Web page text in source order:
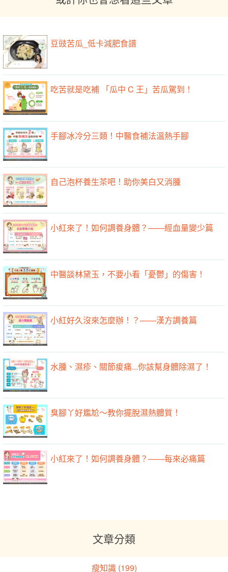
豆豉苦瓜_低卡減肥食譜
吃苦就是吃補 「瓜中 C 王」苦瓜駕到！
手腳冰冷分三類！中醫食補法溫熱手腳
自己泡杯養生茶吧！助你美白又消腫
小紅來了！如何調養身體？——經血量變少篇
中醫談林黛玉，不要小看「憂鬱」的傷害！
小紅好久沒來怎麼辦！？——漢方調養篇
水腫、濕疹、關節痠痛...你該幫身體除濕了！
臭腳丫好尷尬～教你擺脫濕熱體質！
小紅來了！如何調養身體？——每來必痛篇
文章分類
瘦知識 (199)